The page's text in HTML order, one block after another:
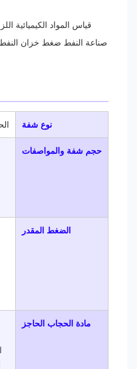
قياس المواد الكيميائية اللزجة
صناعة النفط ضغط خزان النفط
نوع شفة الحجاب
حجم شفة والمواصفات
الضغط المقدر
مادة الحجاب الحاجز